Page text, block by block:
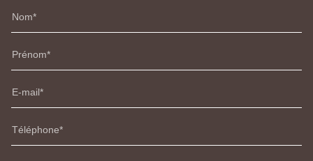
Nom
Prénom
E-mail
Téléphone